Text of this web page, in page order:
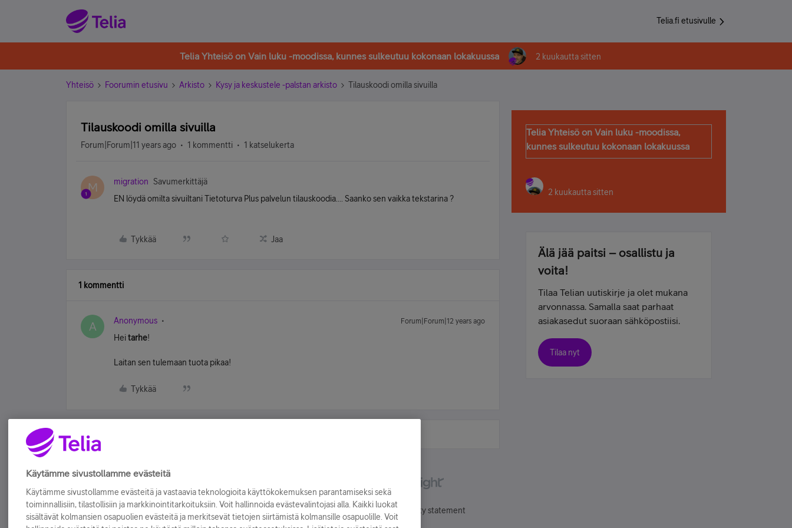
Telia.fi etusivulle
Telia Yhteisö on Vain luku -moodissa, kunnes sulkeutuu kokonaan lokakuussa 2 kuukautta sitten
Yhteisö Foorumin etusivu Arkisto Kysy ja keskustele -palstan arkisto Tilauskoodi omilla sivuilla
Tilauskoodi omilla sivuilla
Forum|Forum|11 years ago 1 kommentti 1 katselukerta
M migration
Savumerkittäjä
EN löydä omilta sivuiltani Tietoturva Plus palvelun tilauskoodia.... Saanko sen vaikka tekstarina ?
Tykkää Jaa
1 kommentti
A Anonymous Forum|Forum|12 years ago
Heitarhe!
Laitan sen tulemaan tuota pikaa!
Tykkää
Telia Yhteisö on Vain luku -moodissa,
kunnes sulkeutuu kokonaan lokakuussa
2 kuukautta sitten
Älä jää paitsi – osallistu ja
voita!
Tilaa Telian uutiskirje ja olet mukana
arvonnassa. Samalla saat parhaat
asiakasedut suoraan sähköpostiisi.
Tilaa nyt
Käyttöehdot Accessibility statement
Käytämme sivustollamme evästeitä
Käytämme sivustollamme evästeitä ja vastaavia teknologioita käyttökokemuksen parantamiseksi sekä
toiminnallisiin, tilastollisiin ja markkinointitarkoituksiin. Voit hallinnoida evästevalintojasi alla. Kaikki luokat
sisältävät kolmansien osapuolien evästeitä ja merkitsevät tietojen siirtämistä kolmansille osapuolille. Voit